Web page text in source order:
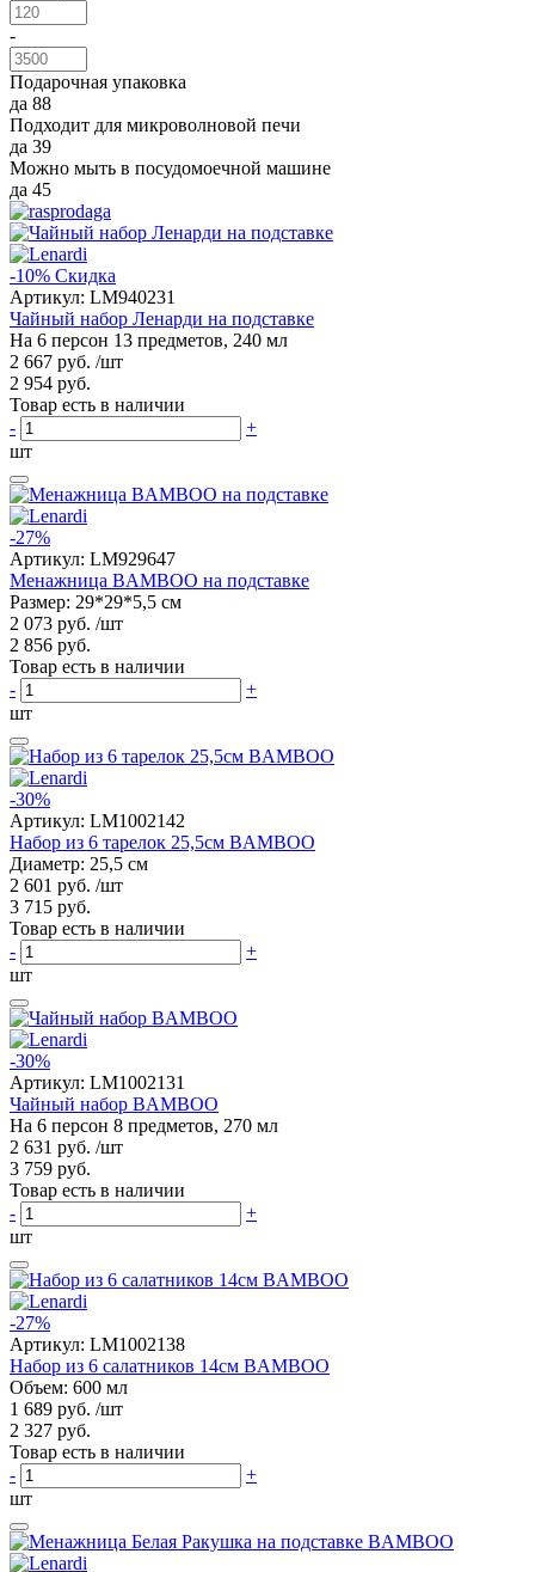
-
Подарочная упаковка
да 88
Подходит для микроволновой печи
да 39
Можно мыть в посудомоечной машине
да 45
-10% Скидка
Артикул: LM940231
Чайный набор Ленарди на подставке
На 6 персон 13 предметов, 240 мл
2 667 руб. /шт
2 954 руб.
Товар есть в наличии
-
+
шт
-27%
Артикул: LM929647
Менажница BAMBOO на подставке
Размер: 29*29*5,5 см
2 073 руб. /шт
2 856 руб.
Товар есть в наличии
-
+
шт
-30%
Артикул: LM1002142
Набор из 6 тарелок 25,5см BAMBOO
Диаметр: 25,5 см
2 601 руб. /шт
3 715 руб.
Товар есть в наличии
-
+
шт
-30%
Артикул: LM1002131
Чайный набор BAMBOO
На 6 персон 8 предметов, 270 мл
2 631 руб. /шт
3 759 руб.
Товар есть в наличии
-
+
шт
-27%
Артикул: LM1002138
Набор из 6 салатников 14см BAMBOO
Объем: 600 мл
1 689 руб. /шт
2 327 руб.
Товар есть в наличии
-
+
шт